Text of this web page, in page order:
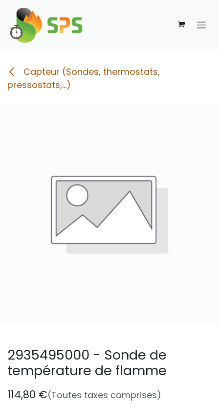
Se rendre au contenu
Capteur (Sondes, thermostats,
pressostats,...)
2935495000 - Sonde de
température de flamme
114,80 €(Toutes taxes comprises)